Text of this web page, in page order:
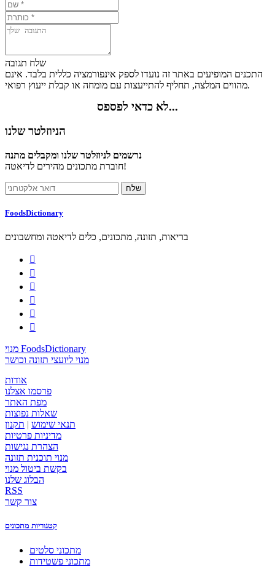
שלח תגובה
התכנים המופיעים באתר זה נועדו לספק אינפורמציה כללית בלבד. אינם
מהווים המלצה, תחליף להתייעצות עם מומחה או קבלת ייעוץ רפואי.
לא כדאי לפספס...
הניוזלטר שלנו
נרשמים לניוזלטר שלנו ומקבלים מתנה
חוברת מתכונים מהירים לדיאטה!
FoodsDictionary
בריאות, תזונה, מתכונים, כלים לדיאטה ומחשבונים






מנוי FoodsDictionary
מנוי ליועצי תזונה וכושר
אודות
פרסמו אצלנו
מפת האתר
שאלות נפוצות
תנאי שימוש | תקנון
מדיניות פרטיות
הצהרת נגישות
מנוי תוכנית תזונה
בקשת ביטול מנוי
הבלוג שלנו
RSS
צור קשר
קטגוריות מתכונים
מתכוני סלטים
מתכוני פשטידות